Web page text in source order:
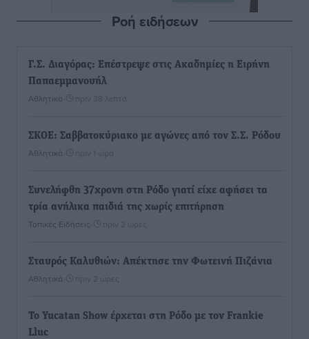
Ροή ειδήσεων
Γ.Σ. Διαγόρας: Επέστρεψε στις Ακαδημίες η Ειρήνη
Παπαεμμανουήλ
Αθλητικά πριν 38 λεπτά
ΣΚΟΕ: Σαββατοκύριακο με αγώνες από τον Σ.Σ. Ρόδου
Αθλητικά πριν 1 ώρα
Συνελήφθη 37χρονη στη Ρόδο γιατί είχε αφήσει τα
τρία ανήλικα παιδιά της χωρίς επιτήρηση
Τοπικές Ειδήσεις πριν 2 ώρες
Σταυρός Καλυθιών: Απέκτησε την Φωτεινή Πιζάνια
Αθλητικά πριν 2 ώρες
Το Yucatan Show έρχεται στη Ρόδο με τον Frankie
Lluc